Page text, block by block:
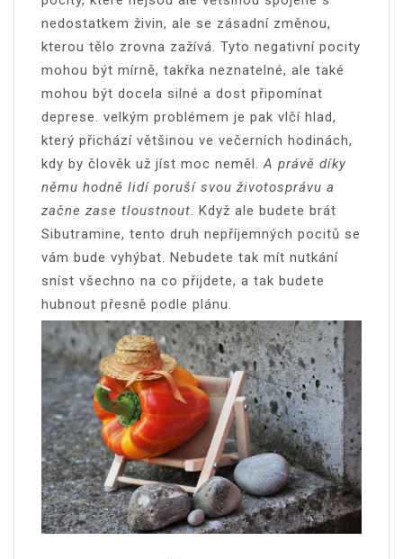
nedostatkem živin, ale se zásadní změnou,
kterou tělo zrovna zažívá. Tyto negativní pocity
mohou být mírně, takřka neznatelné, ale také
mohou být docela silné a dost připomínat
deprese. velkým problémem je pak vlčí hlad,
který přichází většinou ve večerních hodinách,
kdy by člověk už jíst moc neměl. A právě díky
němu hodně lidí poruší svou životosprávu a
začne zase tloustnout . Když ale budete brát
Sibutramine, tento druh nepříjemných pocitů se
vám bude vyhýbat. Nebudete tak mít nutkání
sníst všechno na co přijdete, a tak budete
hubnout přesně podle plánu.